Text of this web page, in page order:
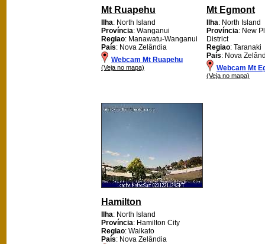
Mt Ruapehu
Ilha: North Island
Província: Wanganui
Regiao: Manawatu-Wanganui
País: Nova Zelândia
Webcam Mt Ruapehu
(Veja no mapa)
Mt Egmont
Ilha: North Island
Província: New
District
Regiao: Taranaki
País: Nova
Webcam Mt
(Veja no mapa)
Hamilton
Ilha: North Island
Província: Hamilton City
Regiao: Waikato
País: Nova Zelândia